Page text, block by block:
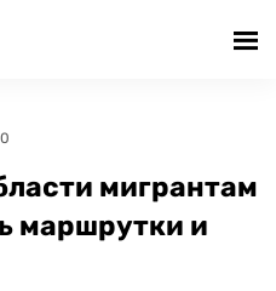
мигрантам
маршрутки и